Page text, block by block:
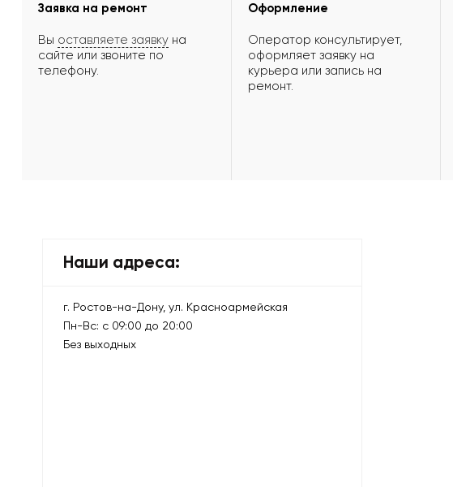
Заявка на ремонт
Вы оставляете заявку на
сайте или звоните по
телефону.
Оформление
Оператор консультирует,
оформляет заявку на
курьера или запись на
ремонт.
Наши адреса:
г. Ростов-на-Дону, ул. Красноармейская
Пн-Вс: с 09:00 до 20:00
Без выходных